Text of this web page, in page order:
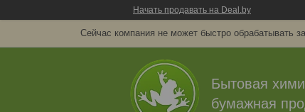
Начать продавать на Deal.by
Сейчас компания не может быстро обрабатывать
Бытовая
бумажная